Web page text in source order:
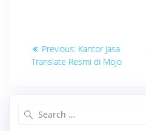
pos
Previous: Previous
post:
Kantor Jasa
Translate Resmi di Mojo